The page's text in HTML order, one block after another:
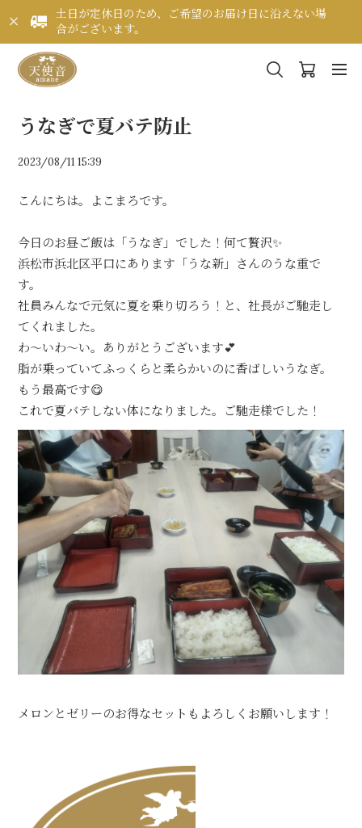
土日が定休日のため、ご希望のお届け日に沿えない場
合がございます。
うなぎで夏バテ防止
2023/08/11 15:39
こんにちは。よこまろです。
今日のお昼ご飯は「うなぎ」でした！何て贅沢✨
浜松市浜北区平口にあります「うな新」さんのうな重で
す。
社員みんなで元気に夏を乗り切ろう！と、社長がご馳走し
てくれました。
わ～いわ～い。ありがとうございます💕
脂が乗っていてふっくらと柔らかいのに香ばしいうなぎ。
もう最高です😋
これで夏バテしない体になりました。ご馳走様でした！
メロンとゼリーのお得なセットもよろしくお願いします！